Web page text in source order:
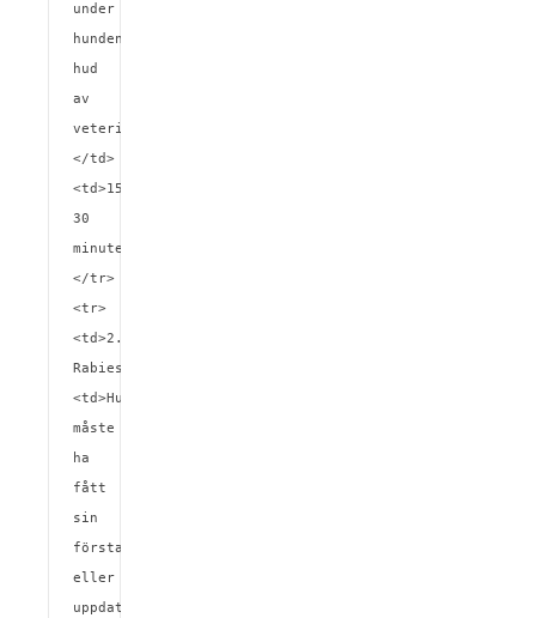
under
hundens
hud
av
veterinären.
</td>
<td>15-
30
minuter</td>
</tr>
<tr>
<td>2.
Rabiesvaccination</td>
<td>Hunden
måste
ha
fått
sin
första
eller
uppdaterade